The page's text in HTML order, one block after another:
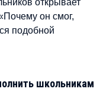
он смог,
подобной
школьникам